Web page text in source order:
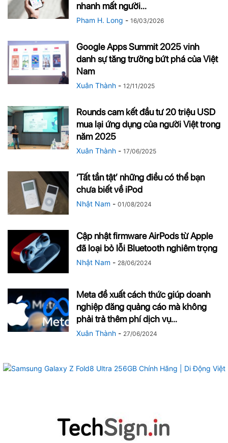
nhanh mất người...
Pham H. Long - 16/03/2026
Google Apps Summit 2025 vinh
danh sự tăng trưởng bứt phá của Việt
Nam
Xuân Thành - 12/11/2025
Rounds cam kết đầu tư 20 triệu USD
mua lại ứng dụng của người Việt trong
năm 2025
Xuân Thành - 17/06/2025
‘Tất tần tật’ những điều có thể bạn
chưa biết về iPod
Nhật Nam - 01/08/2024
Cập nhật firmware AirPods từ Apple
đã loại bỏ lỗi Bluetooth nghiêm trọng
Nhật Nam - 28/06/2024
Meta đề xuất cách thức giúp doanh
nghiệp đăng quảng cáo mà không
phải trả thêm phí dịch vụ...
Xuân Thành - 27/06/2024